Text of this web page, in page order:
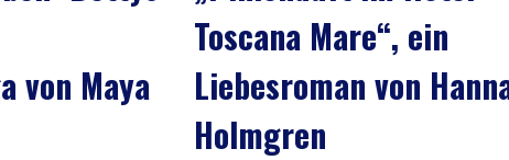
von Maya
Toscana Mare“, ein
Liebesroman von
Holmgren